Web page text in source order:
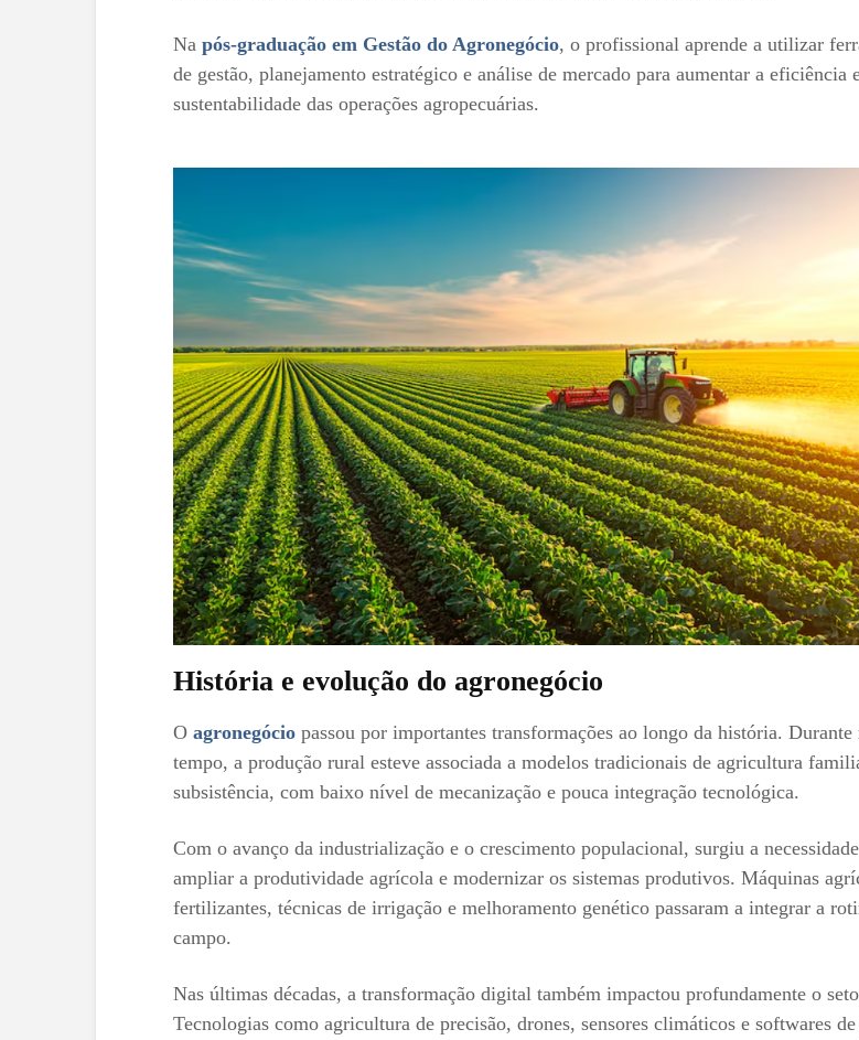
Na pós-graduação em Gestão do Agronegócio, o profissional aprende a utilizar
de gestão, planejamento estratégico e análise de mercado para aumentar a eficiência
sustentabilidade das operações agropecuárias.
História e evolução do agronegócio
O agronegócio passou por importantes transformações ao longo da história.
tempo, a produção rural esteve associada a modelos tradicionais de agricultura
subsistência, com baixo nível de mecanização e pouca integração tecnológica.
Com o avanço da industrialização e o crescimento populacional, surgiu a
ampliar a produtividade agrícola e modernizar os sistemas produtivos. Máquinas
fertilizantes, técnicas de irrigação e melhoramento genético passaram a integrar a
campo.
Nas últimas décadas, a transformação digital também impactou profundamente o
Tecnologias como agricultura de precisão, drones, sensores climáticos e softwares de